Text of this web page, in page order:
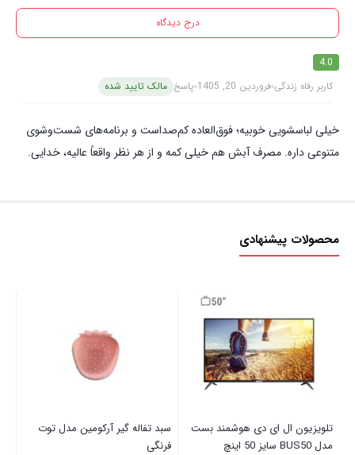
درج دیدگاه
4.0
کاربر رفاه زندگی فروردین 20, 1405 پاسخ مالک تایید شده
خیلی لباسشویی خوبیه؛ فوق‌العاده کم‌صداست و برنامه‌های شست‌وشوی
متنوعی داره. مصرف آبش هم خیلی کمه و از هر نظر واقعاً عالیه، خدایی.
محصولات پیشنهادی
تلویزیون ال ای دی هوشمند بست
مدل BUS50 سایز 50 اینچ
سبد تفاله گیر آرکومین مدل توت
فرنگی